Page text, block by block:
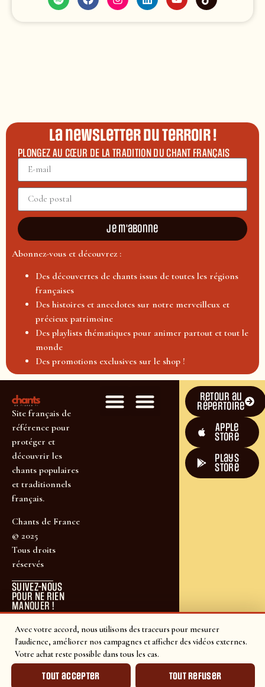
Avec votre accord, nous utilisons des traceurs pour mesurer
l'audience, améliorer nos campagnes et afficher des vidéos externes.
Votre achat reste possible dans tous les cas.
Tout accepter Tout refuser
La newsletter du terroir !
PLONGEZ AU CŒUR DE LA TRADITION DU CHANT FRANÇAIS
Je m'abonne
Abonnez-vous et découvrez :
Des découvertes de chants issus de toutes les régions
françaises
Des histoires et anecdotes sur notre merveilleux et
précieux patrimoine
Des playlists thématiques pour animer partout et tout le
monde
Des promotions exclusives sur le shop !
Site français de
référence pour
protéger et
découvrir les
chants populaires
et traditionnels
français.
Chants de France
© 2025
Tous droits
réservés
SUIVEZ-NOUS
POUR NE RIEN
MANQUER !
Retour au
répertoire
Apple
Store
plays
store